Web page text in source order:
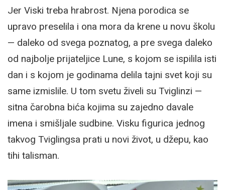
Jer Viski treba hrabrost. Njena porodica se
upravo preselila i ona mora da krene u novu školu
— daleko od svega poznatog, a pre svega daleko
od najbolje prijateljice Lune, s kojom se ispilila isti
dan i s kojom je godinama delila tajni svet koji su
same izmislile. U tom svetu živeli su Tviglinzi —
sitna čarobna bića kojima su zajedno davale
imena i smišljale sudbine. Visku figurica jednog
takvog Tviglingsa prati u novi život, u džepu, kao
tihi talisman.